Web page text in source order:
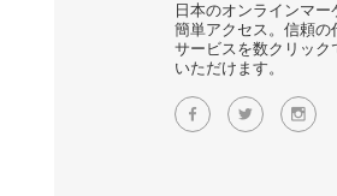
日本のオンラインマー
簡単アクセス。信頼の
サービスを数クリック
いただけます。